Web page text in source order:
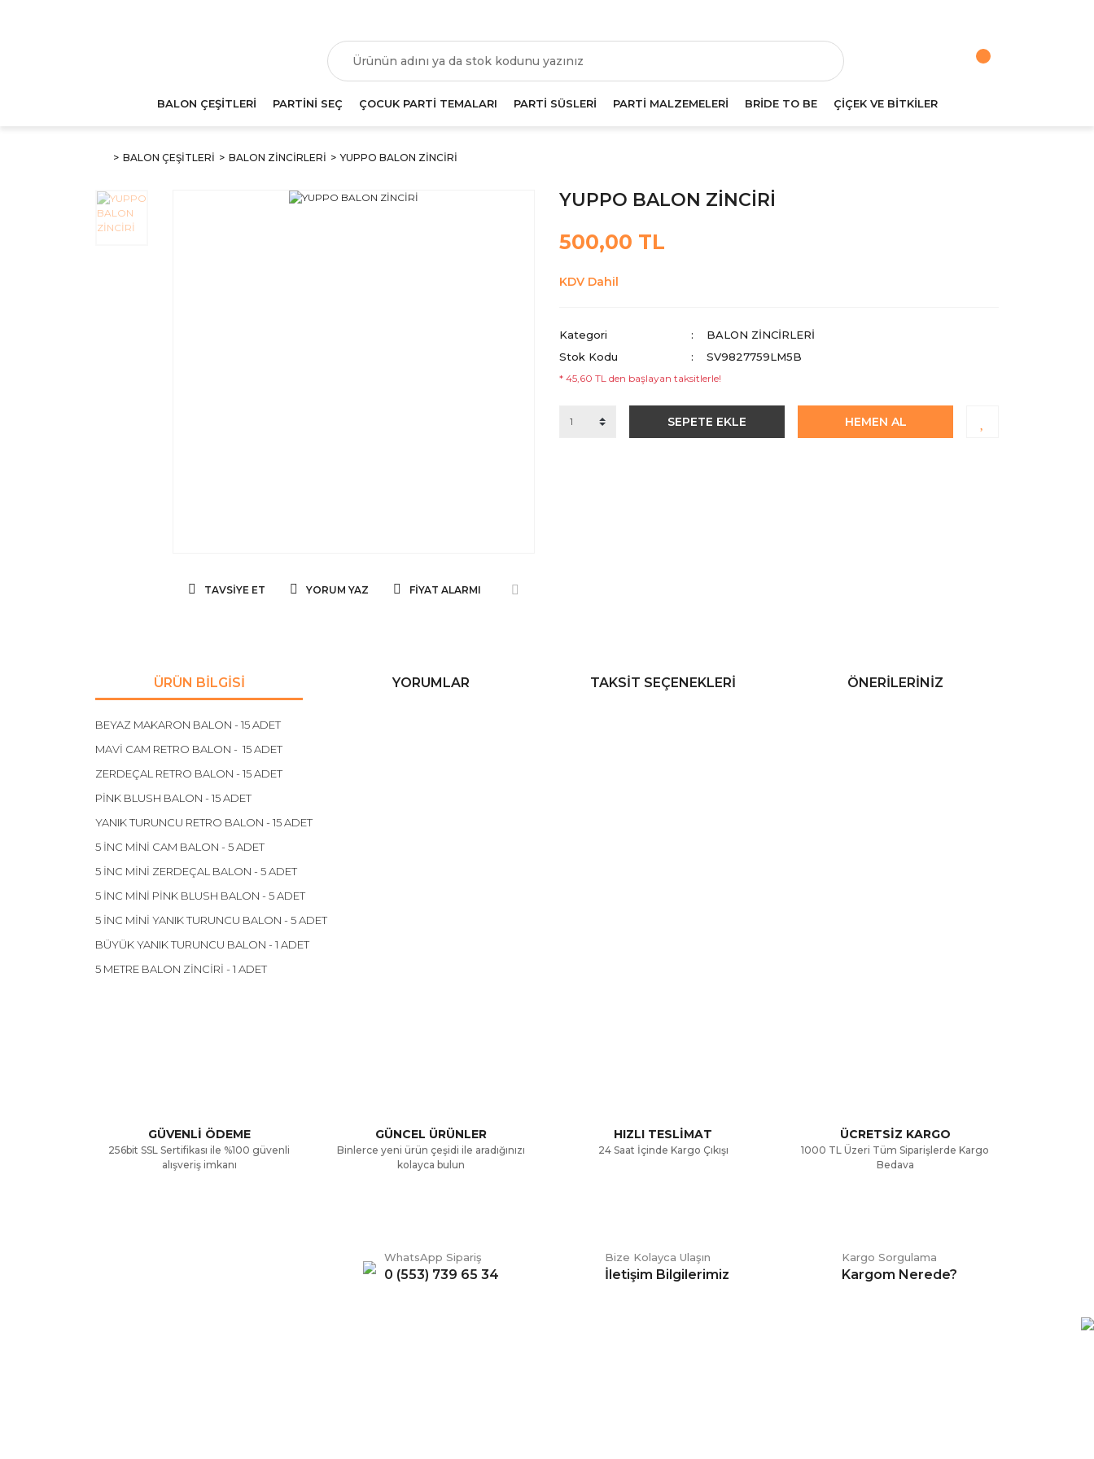
BALON ÇEŞİTLERİ PARTİNİ SEÇ ÇOCUK PARTİ TEMALARI PARTİ SÜSLERİ PARTİ MALZEMELERİ BRİDE TO BE ÇİÇEK VE BİTKİLER
BALON ÇEŞİTLERİ BALON ZİNCİRLERİ YUPPO BALON ZİNCİRİ
TAVSIYE ET YORUM YAZ FIYAT ALARMI
YUPPO BALON ZİNCİRİ
500,00 TL
KDV Dahil
Kategori
BALON ZİNCİRLERİ
Stok Kodu
SV9827759LM5B
* 45,60 TL den başlayan taksitlerle!
SEPETE EKLE HEMEN AL
ÜRÜN BILGISI YORUMLAR TAKSIT SEÇENEKLERI ÖNERILERINIZ
BEYAZ MAKARON BALON - 15 ADET
MAVİ CAM RETRO BALON - 15 ADET
ZERDEÇAL RETRO BALON - 15 ADET
PİNK BLUSH BALON - 15 ADET
YANIK TURUNCU RETRO BALON - 15 ADET
5 İNC MİNİ CAM BALON - 5 ADET
5 İNC MİNİ ZERDEÇAL BALON - 5 ADET
5 İNC MİNİ PİNK BLUSH BALON - 5 ADET
5 İNC MİNİ YANIK TURUNCU BALON - 5 ADET
BÜYÜK YANIK TURUNCU BALON - 1 ADET
5 METRE BALON ZİNCİRİ - 1 ADET
Ürün açıklamasında eksik bilgiler bulunuyor.
Ürün bilgilerinde hatalar bulunuyor.
GÜVENLİ ÖDEME
256bit SSL Sertifikası ile %100 güvenli
alışveriş imkanı
GÜNCEL ÜRÜNLER
Binlerce yeni ürün çeşidi ile aradığınızı
kolayca bulun
HIZLI TESLİMAT
24 Saat İçinde Kargo Çıkışı
ÜCRETSİZ KARGO
1000 TL Üzeri Tüm Siparişlerde Kargo
Bedava
WhatsApp Sipariş
0 (553) 739 65 34
Bize Kolayca Ulaşın
İletişim Bilgilerimiz
Kargo Sorgulama
Kargom Nerede?